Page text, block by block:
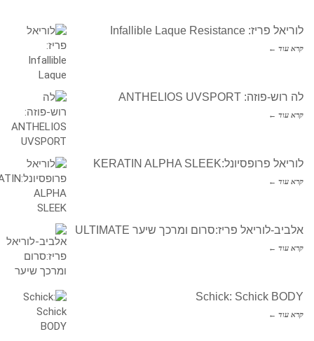
לוריאל פריז: Infallible Laque Resistance
קרא עוד ←
לה רוש-פוזה: ANTHELIOS UVSPORT
קרא עוד ←
לוריאל פרופסיונל:KERATIN ALPHA SLEEK
קרא עוד ←
אלביב-לוריאל פריז:סרום ומרכך שיער ULTIMATE
קרא עוד ←
Schick: Schick BODY
קרא עוד ←